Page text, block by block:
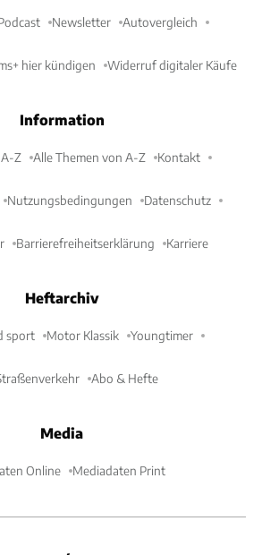
Newsletter Autovergleich
hier kündigen Widerruf digitaler Käufe
Information
Z Alle Themen von A-Z Kontakt
Nutzungsbedingungen Datenschutz
Barrierefreiheitserklärung Karriere
Heftarchiv
sport Motor Klassik Youngtimer
Abo & Hefte
Media
Online Mediadaten Print